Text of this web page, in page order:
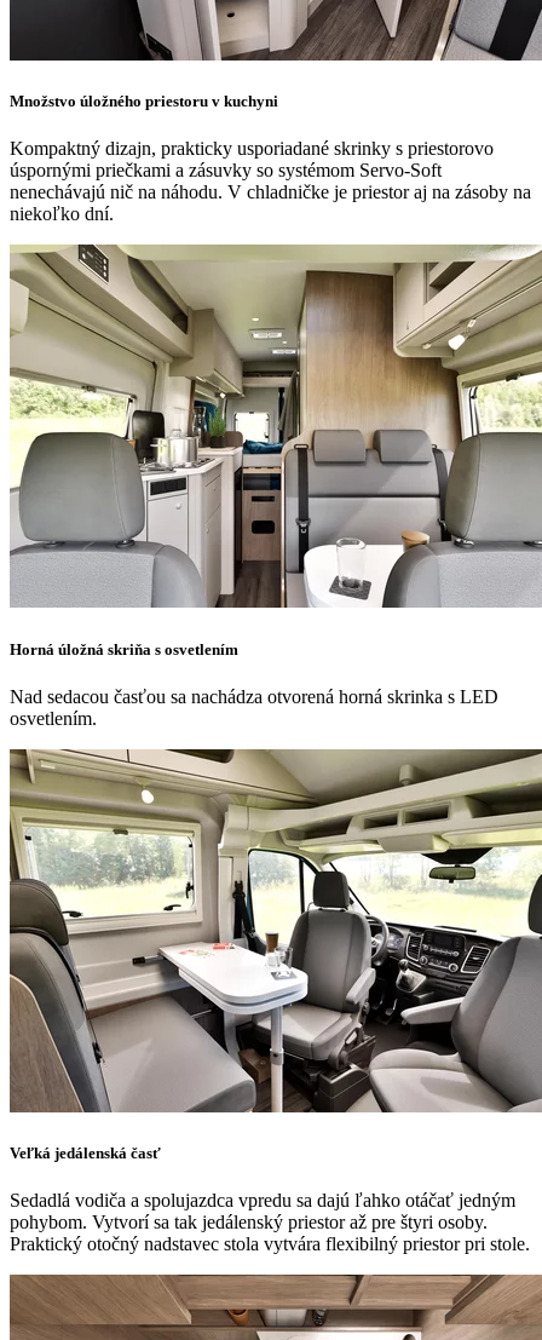
Množstvo úložného priestoru v kuchyni
Kompaktný dizajn, prakticky usporiadané skrinky s priestorovo
úspornými priečkami a zásuvky so systémom Servo-Soft
nenechávajú nič na náhodu. V chladničke je priestor aj na zásoby na
niekoľko dní.
Horná úložná skriňa s osvetlením
Nad sedacou časťou sa nachádza otvorená horná skrinka s LED
osvetlením.
Veľká jedálenská časť
Sedadlá vodiča a spolujazdca vpredu sa dajú ľahko otáčať jedným
pohybom. Vytvorí sa tak jedálenský priestor až pre štyri osoby.
Praktický otočný nadstavec stola vytvára flexibilný priestor pri stole.